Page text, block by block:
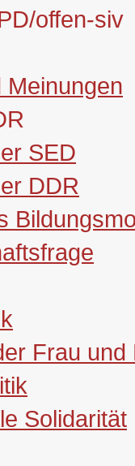
offen-siv
Meinungen
SED
DDR
Frau und
Solidarität